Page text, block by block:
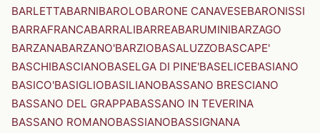
BARLETTABARNIBAROLOBARONE CANAVESEBARONISSI
BARRAFRANCABARRALIBARREABARUMINIBARZAGO
BARZANABARZANO'BARZIOBASALUZZOBASCAPE'
BASCHIBASCIANOBASELGA DI PINE'BASELICEBASIANO
BASICO'BASIGLIOBASILIANOBASSANO BRESCIANO
BASSANO DEL GRAPPABASSANO IN TEVERINA
BASSANO ROMANOBASSIANOBASSIGNANA